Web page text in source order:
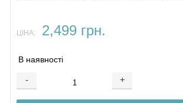
ЦІНА: 2,499 грн.
В наявності
- +